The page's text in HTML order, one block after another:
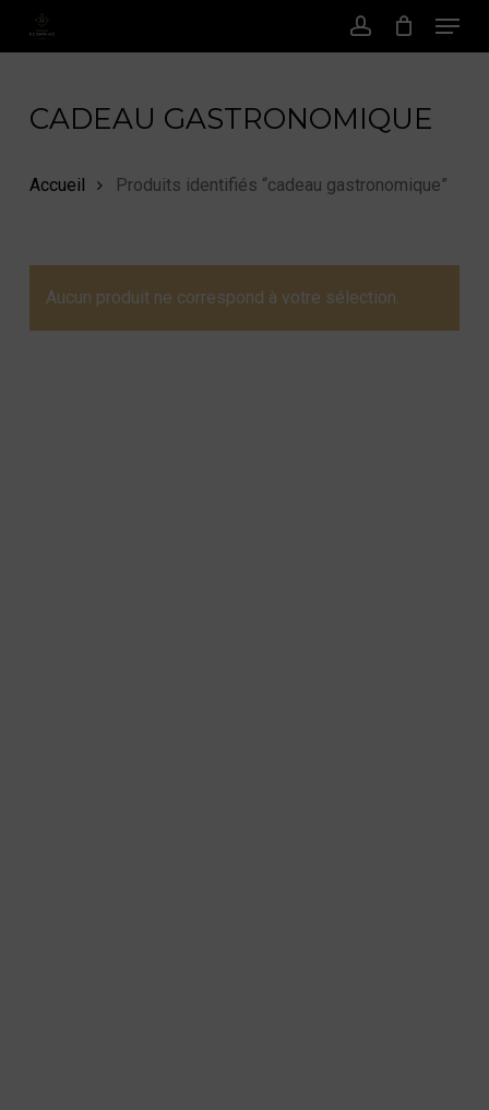
Passer
principal
Compte
Menu
CADEAU GASTRONOMIQUE
Accueil Produits identifiés “cadeau gastronomique”
Aucun produit ne correspond à votre sélection.